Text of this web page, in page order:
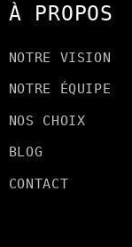
À PROPOS
NOTRE VISION
NOTRE ÉQUIPE
NOS CHOIX
BLOG
CONTACT